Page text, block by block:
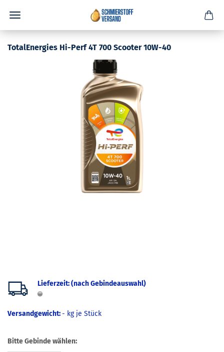
TotalEnergies Hi-Perf 4T 700 Scooter 10W-40
Lieferzeit: (nach Gebindeauswahl)
Versandgewicht:- kg je Stück
Bitte Gebinde wählen: